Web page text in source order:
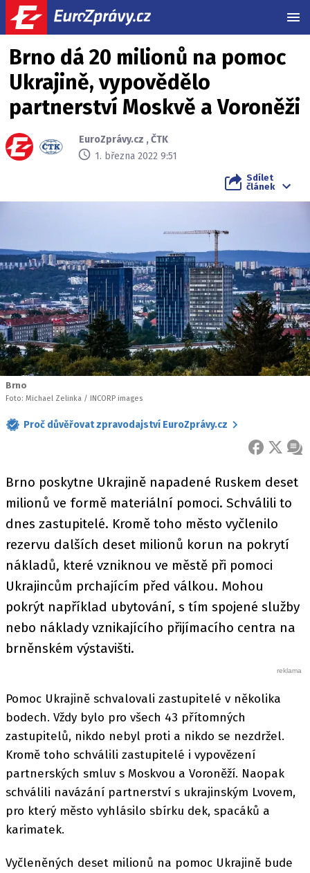
Brno dá 20 milionů na pomoc
Ukrajině, vypovědělo
partnerství Moskvě a Voroněži
EuroZprávy.cz ,ČTK
1. března 2022 9:51
Sdílet
článek
Brno
Foto: Michael Zelinka / INCORP images
Proč důvěřovat zpravodajství EuroZprávy.cz
FACEBOOK
X
Brno poskytne Ukrajině napadené Ruskem deset
milionů ve formě materiální pomoci. Schválili to
dnes zastupitelé. Kromě toho město vyčlenilo
rezervu dalších deset milionů korun na pokrytí
nákladů, které vzniknou ve městě při pomoci
Ukrajincům prchajícím před válkou. Mohou
pokrýt například ubytování, s tím spojené služby
nebo náklady vznikajícího přijímacího centra na
brněnském výstavišti.
Pomoc Ukrajině schvalovali zastupitelé v několika
bodech. Vždy bylo pro všech 43 přítomných
zastupitelů, nikdo nebyl proti a nikdo se nezdržel.
Kromě toho schválili zastupitelé i vypovězení
partnerských smluv s Moskvou a Voroněží. Naopak
schválili navázání partnerství s ukrajinským Lvovem,
pro který město vyhlásilo sbírku dek, spacáků a
karimatek.
Vyčleněných deset milionů na pomoc Ukrajině bude